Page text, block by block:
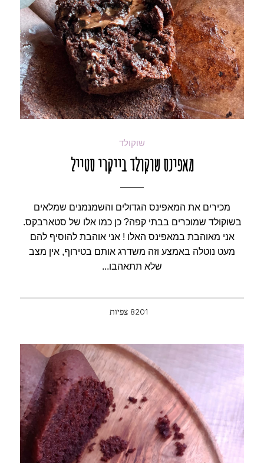
שוקולד
מאפינס שוקולד בייקרי סטייל
מכירים את המאפינס הגדולים והשמנמנים שמלאים
בשוקולד שמוכרים בבתי קפה? כן כמו אלו של סטארבקס.
אני מאוהבת במאפינס האלו ! אני אוהבת להוסיף להם
מעט נוטלה באמצע וזה משדרג אותם בטירוף, אין מצב
שלא תתאהבו...
8201 צפיות